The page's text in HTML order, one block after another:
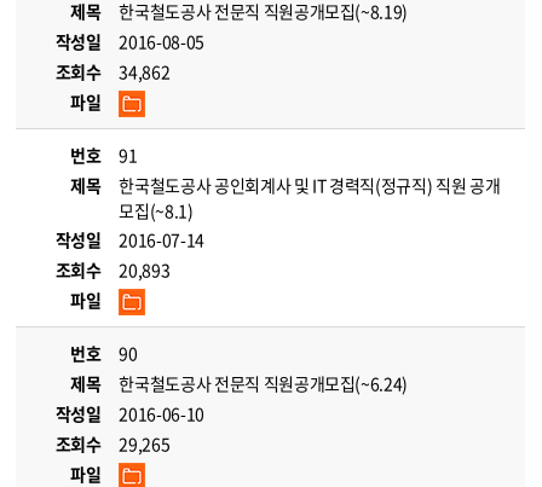
제목
한국철도공사 전문직 직원공개모집(~8.19)
작성일
2016-08-05
조회수
34,862
파일
번호
91
제목
한국철도공사 공인회계사 및 IT 경력직(정규직) 직원 공개
모집(~8.1)
작성일
2016-07-14
조회수
20,893
파일
번호
90
제목
한국철도공사 전문직 직원공개모집(~6.24)
작성일
2016-06-10
조회수
29,265
파일